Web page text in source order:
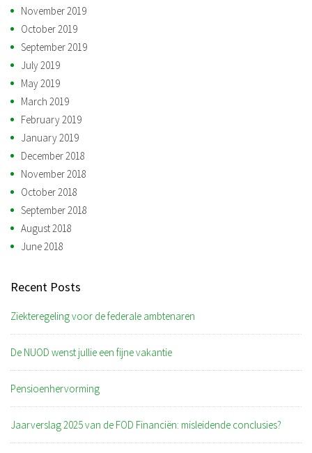
November 2019
October 2019
September 2019
July 2019
May 2019
March 2019
February 2019
January 2019
December 2018
November 2018
October 2018
September 2018
August 2018
June 2018
Recent Posts
Ziekteregeling voor de federale ambtenaren
De NUOD wenst jullie een fijne vakantie
Pensioenhervorming
Jaarverslag 2025 van de FOD Financiën: misleidende conclusies?